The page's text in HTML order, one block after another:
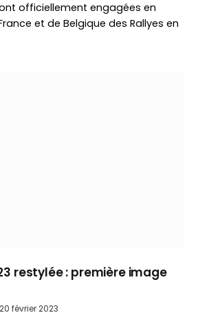
officiellement engagées en
et de Belgique des Rallyes en
restylée : première image
20 février 2023